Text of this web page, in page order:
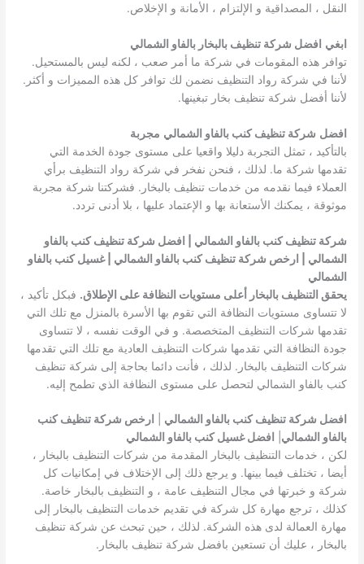
النقل ، المصداقية و الإلتزام ، الأمانة و الإخلاص.
ابغي افضل شركة تنظيف بالبخار بالفاو الشمالي
توافر هذه المقومات في شركة ما أمر صعب ، لكنه ليس بالمستحيل.
لأننا في شركة رواد التنظيف نضمن لك توافر كل هذه المميزات و أكثر.
لأننا أفضل شركة تنظيف بخار تبغينها.
افضل شركة تنظيف كنب بالفاو الشمالي مجربة
بالتأكيد ، تمثل التجربة دليلا واقعيا على مستوى جودة الخدمة التي
تقدمها شركة ما. لذلك ، فنحن نفخر في شركة رواد التنظيف برأي
العملاء فيما نقدمه من خدمات تنظيف بالبخار. فشركتنا شركة مجربة
موثوقة ، يمكنك الأستعانة بها و الإعتماد عليها ، بلا أدنى تردد.
شركة تنظيف كنب بالفاو الشمالي | افضل شركة تنظيف كنب بالفاو
الشمالي | ارخص شركة تنظيف كنب بالفاو الشمالي | غسيل كنب بالفاو
الشمالي
يحقق التنظيف بالبخار أعلى مستويات النظافة على الإطلاق. فبكل تأكيد ،
لا تتساوى مستويات النظافة التي تقوم بها الأسرة بالمنزل مع تلك التي
تقدمها شركات التنظيف المتخصصة. و في الوقت نفسه ، لا تتساوى
جودة النظافة التي تقدمها شركات التنظيف العادية مع تلك التي تقدمها
شركات التنظيف بالبخار. لذلك ، فأنت دائما بحاجة إلى شركة تنظيف
كنب بالفاو الشمالي لتحصل على مستوى النظافة الذي تطمح إليه.
افضل شركة تنظيف كنب بالفاو الشمالي
ارخص شركة تنظيف كنب
بالفاو الشمالي
افضل غسيل كنب بالفاو الشمالي
لكن ، خدمات التنظيف بالبخار المقدمة من شركات التنظيف بالبخار ،
أيضا ، تختلف فيما بينها. و يرجع ذلك إلى الإختلاف في إمكانيات كل
شركة و خبرتها في مجال التنظيف عامة ، و التنظيف بالبخار خاصة.
كذلك ، ترجع مهارة كل شركة في تقديم خدمات التنظيف بالبخار إلى
مهارة العمالة لدى هذه الشركة. لذلك ، حين تبحث عن شركة تنظيف
بالبخار ، عليك أن تستعين بافضل شركة تنظيف بالبخار.